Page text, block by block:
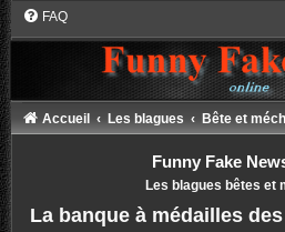
FAQ
Accueil Les blagues Bête et
Funny Fake
Les blagues bêtes et
La banque à médailles